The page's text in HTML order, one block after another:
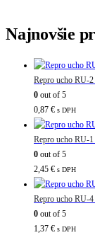
Najnovšie
Repro ucho RU-2
0 out of 5
0,87 € s DPH
Repro ucho RU-
0 out of 5
2,45 € s DPH
Repro ucho RU-
0 out of 5
1,37 € s DPH